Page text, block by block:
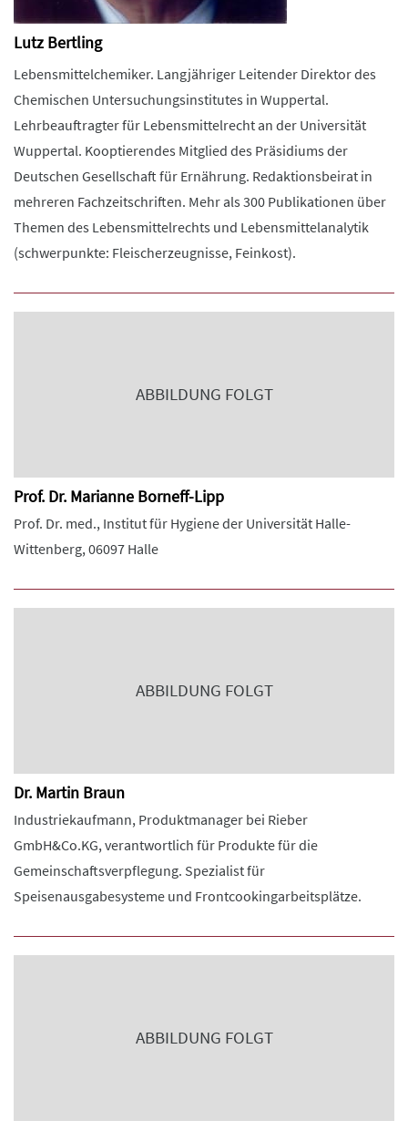
Lutz Bertling
Lebensmittelchemiker. Langjähriger Leitender Direktor des
Chemischen Untersuchungsinstitutes in Wuppertal.
Lehrbeauftragter für Lebensmittelrecht an der Universität
Wuppertal. Kooptierendes Mitglied des Präsidiums der
Deutschen Gesellschaft für Ernährung. Redaktionsbeirat in
mehreren Fachzeitschriften. Mehr als 300 Publikationen über
Themen des Lebensmittelrechts und Lebensmittelanalytik
(schwerpunkte: Fleischerzeugnisse, Feinkost).
ABBILDUNG FOLGT
Prof. Dr. Marianne Borneff-Lipp
Prof. Dr. med., Institut für Hygiene der Universität Halle-
Wittenberg, 06097 Halle
ABBILDUNG FOLGT
Dr. Martin Braun
Industriekaufmann, Produktmanager bei Rieber
GmbH&Co.KG, verantwortlich für Produkte für die
Gemeinschaftsverpflegung. Spezialist für
Speisenausgabesysteme und Frontcookingarbeitsplätze.
ABBILDUNG FOLGT